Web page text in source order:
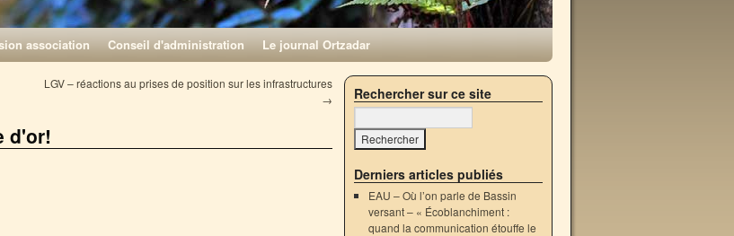
association Conseil d'administration Le journal Ortzadar
LGV – réactions au prises de position sur les infrastructures
→
d'or!
Rechercher sur ce site
Derniers articles publiés
EAU – Où l’on parle de Bassin
versant – « Écoblanchiment :
quand la communication étouffe le